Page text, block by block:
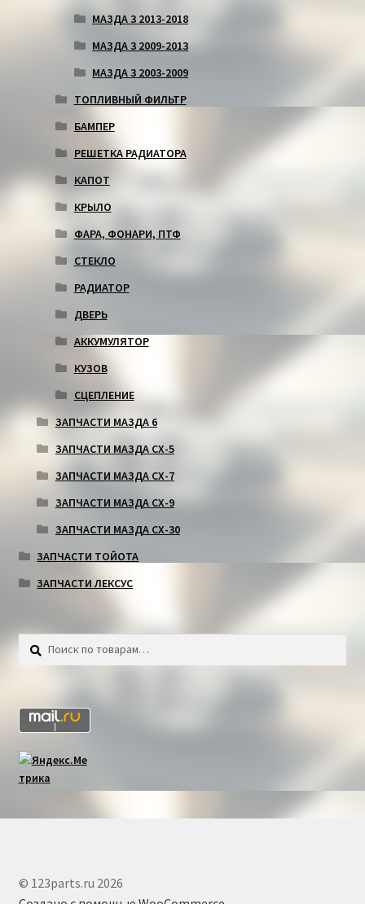
МАЗДА 3 2013-2018
МАЗДА 3 2009-2013
МАЗДА 3 2003-2009
ТОПЛИВНЫЙ ФИЛЬТР
БАМПЕР
РЕШЕТКА РАДИАТОРА
КАПОТ
КРЫЛО
ФАРА, ФОНАРИ, ПТФ
СТЕКЛО
РАДИАТОР
ДВЕРЬ
АККУМУЛЯТОР
КУЗОВ
СЦЕПЛЕНИЕ
ЗАПЧАСТИ МАЗДА 6
ЗАПЧАСТИ МАЗДА СХ-5
ЗАПЧАСТИ МАЗДА СХ-7
ЗАПЧАСТИ МАЗДА СХ-9
ЗАПЧАСТИ МАЗДА СХ-30
ЗАПЧАСТИ ТОЙОТА
ЗАПЧАСТИ ЛЕКСУС
Искать:
Поиск
© 123parts.ru 2026